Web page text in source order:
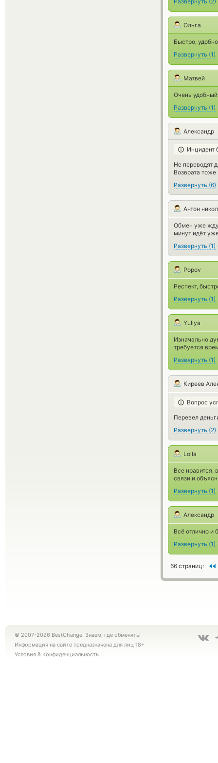
Ольга
Быстро,
Развернуть (1)
Матвей
Очень удобный
Развернуть (1)
Александр
Инцидент
Не переводят
Возврата
Развернуть (6)
Антон
Обмен уже жду
минут идёт
Развернуть (1)
Popov
Респект,
Развернуть (1)
Yuliya
Изначально
требуется
Развернуть (1)
Киреев
Вопрос
Перевел
Развернуть (2)
Lolla
Все нравится,
связи и
Развернуть (1)
Александр
Всё отлично и
Развернуть (1)
66 страниц:
© 2007-2026 BestChange. Знаем, где обменять!
Информация на сайте предназначена для лиц 18+
Условия & Конфиденциальность